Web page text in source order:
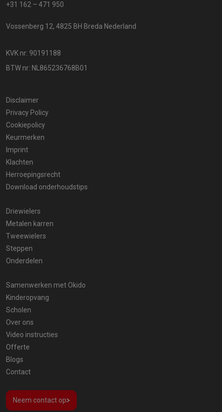
+31 162 – 471 950
Vossenberg 12, 4825 BH Breda Nederland
KVK nr: 90191188
BTW nr: NL865236768B01
Disclaimer
Privacy Policy
Cookiepolicy
Keurmerken
Imprint
Klachten
Herroepingsrecht
Download onderhoudstips
Driewielers
Metalen karren
Tweewielers
Steppen
Onderdelen
Samenwerken met Okido
Kinderopvang
Scholen
Over ons
Video instructies
Offerte
Blogs
Contact
Neem contact op